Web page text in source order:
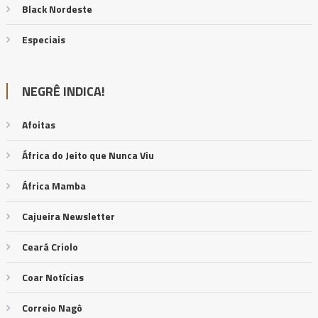
Black Nordeste
Especiais
NEGRÊ INDICA!
Afoitas
África do Jeito que Nunca Viu
África Mamba
Cajueira Newsletter
Ceará Criolo
Coar Notícias
Correio Nagô